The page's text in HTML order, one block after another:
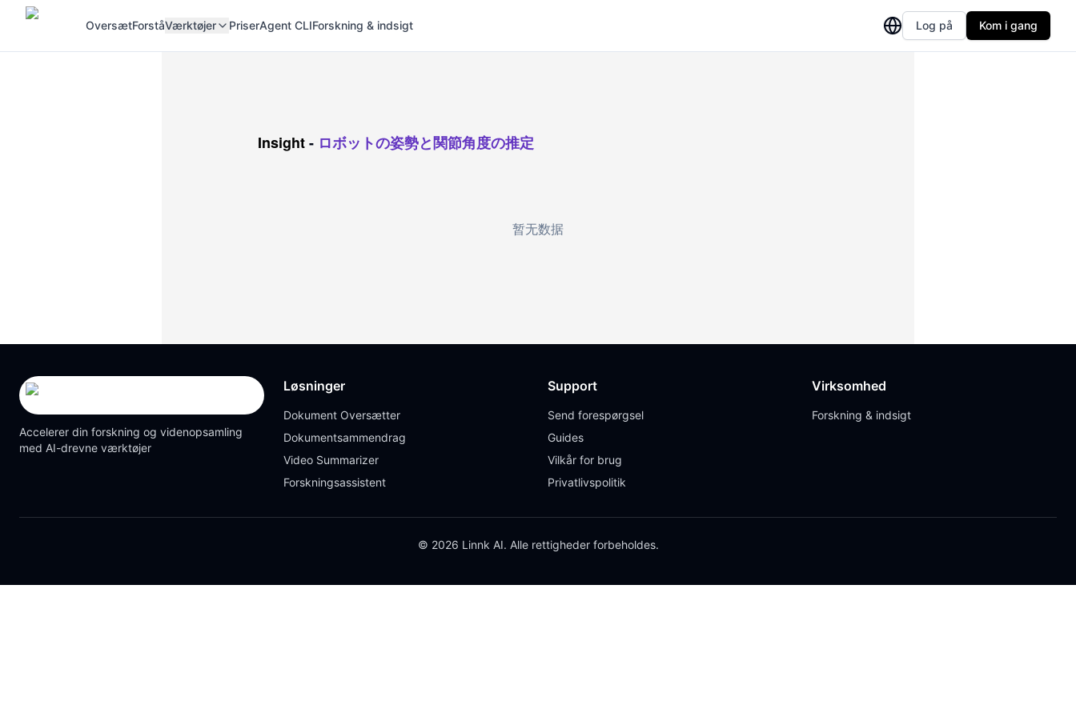
OversætForståVærktøjer PriserAgent CLIForskning & indsigt Log på Kom i gang
Insight- ロボットの姿勢と関節角度の推定
暂无数据
Accelerer din forskning og videnopsamling
med AI-drevne værktøjer
Løsninger
Dokument Oversætter
Dokumentsammendrag
Video Summarizer
Forskningsassistent
Support
Send forespørgsel
Guides
Vilkår for brug
Privatlivspolitik
Virksomhed
Forskning & indsigt
© 2026 Linnk AI. Alle rettigheder forbeholdes.